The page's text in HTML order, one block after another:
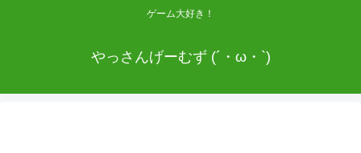
ゲーム大好き！
やっさんげーむず (´・ω・`)